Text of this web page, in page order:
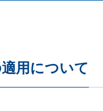
用について